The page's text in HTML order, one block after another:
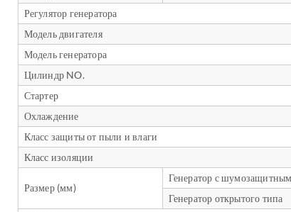
Регулятор генератора
Модель двигателя
Модель генератора
Цилиндр NO.
Стартер
Охлаждение
Класс защиты от пыли и влаги
Класс изоляции
Размер (мм)
Генератор с
Генератор открытого типа